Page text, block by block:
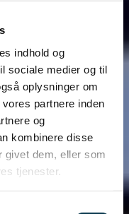
indhold og
sociale medier og til
oplysninger om
partnere inden
og
kombinere disse
givet dem, eller som
tjenester.